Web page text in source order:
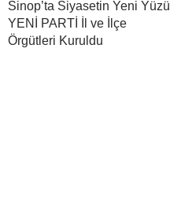
Sinop’ta Siyasetin Yeni Yüzü
YENİ PARTİ İl ve İlçe
Örgütleri Kuruldu